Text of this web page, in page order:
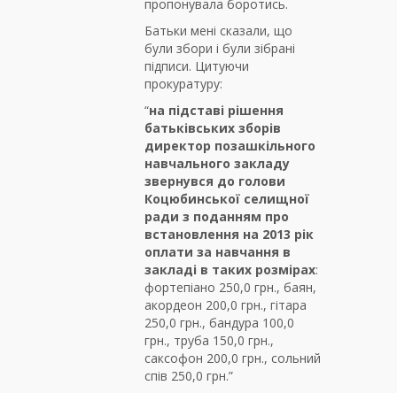
пропонувала боротись.
Батьки мені сказали, що
були збори і були зібрані
підписи. Цитуючи
прокуратуру:
“на підставі рішення
батьківських зборів
директор позашкільного
навчального закладу
звернувся до голови
Коцюбинської селищної
ради з поданням про
встановлення на 2013 рік
оплати за навчання в
закладі в таких розмірах:
фортепіано 250,0 грн., баян,
акордеон 200,0 грн., гітара
250,0 грн., бандура 100,0
грн., труба 150,0 грн.,
саксофон 200,0 грн., сольний
спів 250,0 грн.”